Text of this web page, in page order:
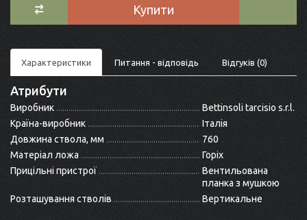
Купити
Характеристики Питання - відповідь Відгуків (0)
Атрибути
Виробник
Bettinsoli tarcisio s.r.l.
Країна-виробник
Італія
Довжина ствола, мм
760
Матеріал ложа
Горіх
Прицільні пристрої
Вентильована
планка з мушкою
Розташування стволів
Вертикальне